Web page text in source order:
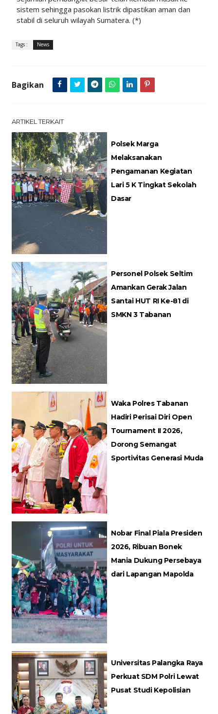
sistem sehingga pasokan listrik dipastikan aman dan
stabil di seluruh wilayah Sumatera. (*)
Tags : News
Bagikan
ARTIKEL TERKAIT
Polsek Marga
Melaksanakan
Pengamanan Kegiatan
Lari 5 K Tingkat Sekolah
Dasar
Personel Polsek Seltim
Amankan Gerak Jalan
Santai HUT RI Ke-81 di
SMKN 3 Tabanan
Waka Polres Tabanan
Hadiri Perisai Diri Open
Tournament II 2026,
Dorong Semangat
Sportivitas Generasi Muda
Nobar Final Piala Presiden
2026, Ribuan Bonek
Mania Dukung Persebaya
dari Lapangan Mapolda
Universitas Palangka Raya
Perkuat SDM Polri Lewat
Pusat Studi Kepolisian